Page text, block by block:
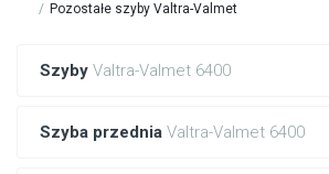
Szyby Valtra-Valmet 6400
Szyba przednia Valtra-Valmet 6400
Pozostałe szyby Valtra-Valmet